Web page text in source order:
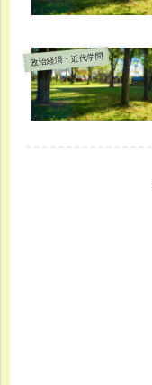
政治経済・近代学問